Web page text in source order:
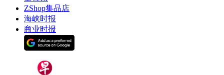
ZShop集品店
海峡时报
商业时报